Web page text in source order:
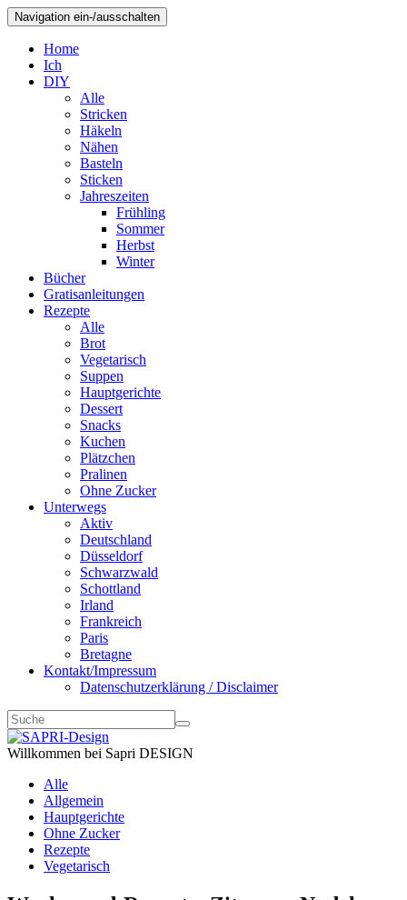
Navigation ein-/ausschalten
Home
Ich
DIY
Alle
Stricken
Häkeln
Nähen
Basteln
Sticken
Jahreszeiten
Frühling
Sommer
Herbst
Winter
Bücher
Gratisanleitungen
Rezepte
Alle
Brot
Vegetarisch
Suppen
Hauptgerichte
Dessert
Snacks
Kuchen
Plätzchen
Pralinen
Ohne Zucker
Unterwegs
Aktiv
Deutschland
Düsseldorf
Schwarzwald
Schottland
Irland
Frankreich
Paris
Bretagne
Kontakt/Impressum
Datenschutzerklärung / Disclaimer
Willkommen bei Sapri DESIGN
Alle
Allgemein
Hauptgerichte
Ohne Zucker
Rezepte
Vegetarisch